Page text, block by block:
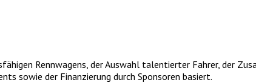
Rennwagens, der Auswahl talentierter Fahrer, der
sowie der Finanzierung durch Sponsoren basiert.